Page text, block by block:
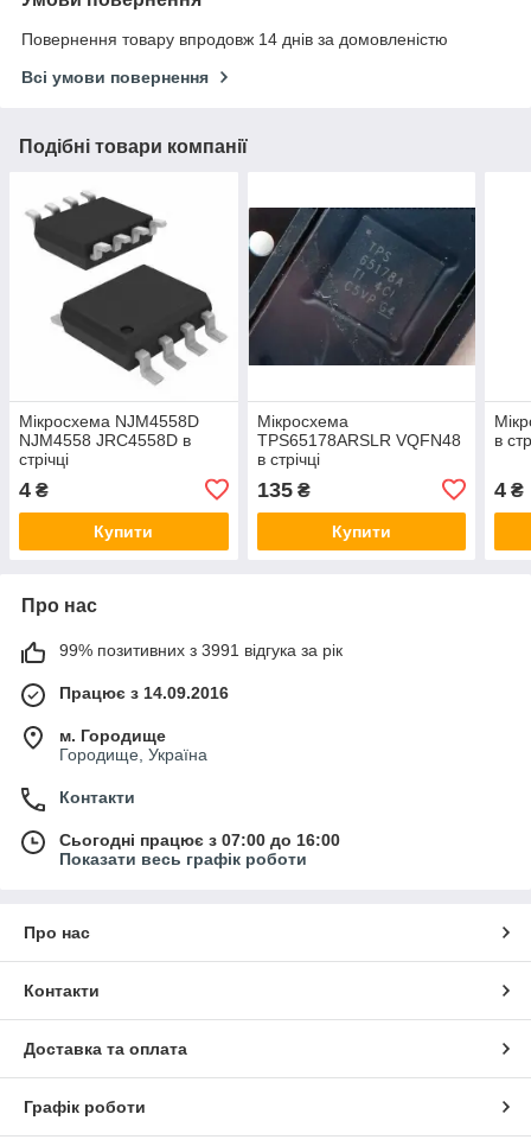
Повернення товару впродовж 14 днів за домовленістю
Всі умови повернення
Подібні товари компанії
Мікросхема NJM4558D
NJM4558 JRC4558D в
стрічці
4 ₴
Купити
Мікросхема
TPS65178ARSLR VQFN48
в стрічці
135₴
Купити
в
4 ₴
Про нас
99% позитивних з 3991 відгука за рік
Працює з 14.09.2016
м. Городище
Городище, Україна
Контакти
Сьогодні працює з 07:00 до 16:00
Показати весь графік роботи
Про нас
Контакти
Доставка та оплата
Графік роботи